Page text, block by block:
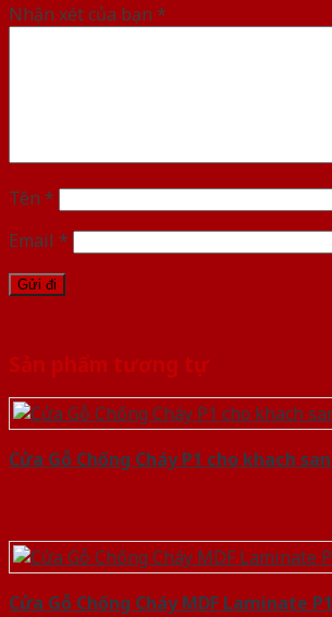
Nhận xét của bạn *
Tên *
Email *
Sản phẩm tương tự
Cửa Gỗ Chống Cháy P1 cho khach san
Cửa Gỗ Chống Cháy MDF Laminate P1